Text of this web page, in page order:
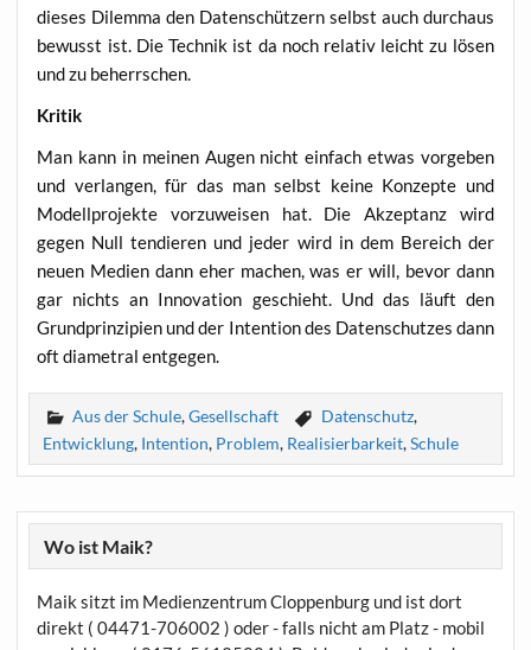
die­ses Dilem­ma den Daten­schüt­zern selbst auch durch­aus
bewusst ist. Die Tech­nik ist da noch rela­tiv leicht zu lösen
und zu beherrschen.
Kri­tik
Man kann in mei­nen Augen nicht ein­fach etwas vor­ge­ben
und ver­lan­gen, für das man selbst kei­ne Kon­zep­te und
Modell­pro­jek­te vor­zu­wei­sen hat. Die Akzep­tanz wird
gegen Null ten­die­ren und jeder wird in dem Bereich der
neu­en Medi­en dann eher machen, was er will, bevor dann
gar nichts an Inno­va­ti­on geschieht. Und das läuft den
Grund­prin­zi­pi­en und der Inten­ti­on des Daten­schut­zes dann
oft dia­me­tral entgegen.
Aus der Schule,Gesellschaft Datenschutz,
Entwicklung, Intention, Problem, Realisierbarkeit,Schule
Wo ist Maik?
Maik sitzt im Medienzentrum Cloppenburg und ist dort
direkt ( 04471-706002 ) oder - falls nicht am Platz - mobil